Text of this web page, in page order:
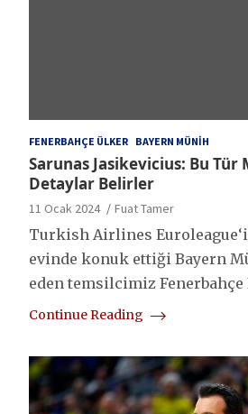
FENERBAHÇE ÜLKER BAYERN MÜNIH
Sarunas Jasikevicius: Bu Tür
Detaylar Belirler
11 Ocak 2024 Fuat Tamer
Turkish Airlines
evinde konuk ettiği Bayern
eden temsilcimiz Fenerbahçe
Continue Reading